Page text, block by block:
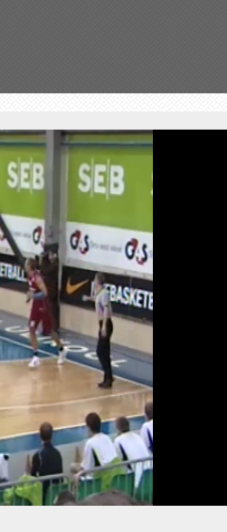
Esituskiirused
Auto